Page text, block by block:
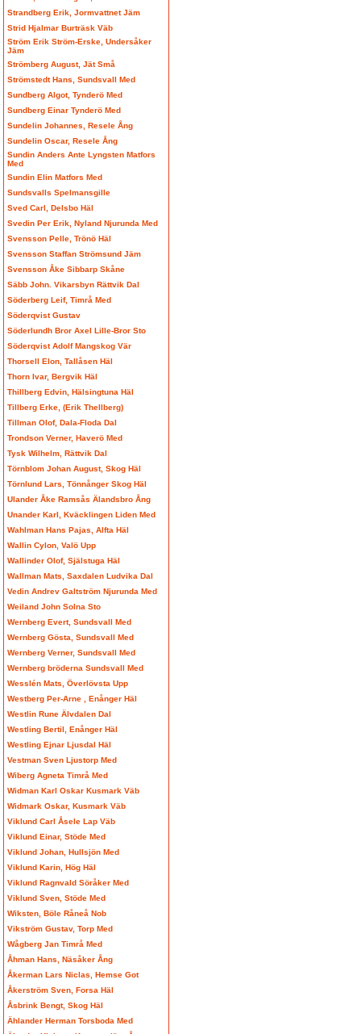
Strandberg Erik, Jormvattnet Jäm
Strid Hjalmar Burträsk Väb
Ström Erik Ström-Erske, Undersåker
Jäm
Strömberg August, Jät Små
Strömstedt Hans, Sundsvall Med
Sundberg Algot, Tynderö Med
Sundberg Einar Tynderö Med
Sundelin Johannes, Resele Ång
Sundelin Oscar, Resele Ång
Sundin Anders Ante Lyngsten Matfors
Med
Sundin Elin Matfors Med
Sundsvalls Spelmansgille
Sved Carl, Delsbo Häl
Svedin Per Erik, Nyland Njurunda Med
Svensson Pelle, Trönö Häl
Svensson Staffan Strömsund Jäm
Svensson Åke Sibbarp Skåne
Säbb John. Vikarsbyn Rättvik Dal
Söderberg Leif, Timrå Med
Söderqvist Gustav
Söderlundh Bror Axel Lille-Bror Sto
Söderqvist Adolf Mangskog Vär
Thorsell Elon, Tallåsen Häl
Thorn Ivar, Bergvik Häl
Thillberg Edvin, Hälsingtuna Häl
Tillberg Erke, (Erik Thellberg)
Tillman Olof, Dala-Floda Dal
Trondson Verner, Haverö Med
Tysk Wilhelm, Rättvik Dal
Törnblom Johan August, Skog Häl
Törnlund Lars, Tönnånger Skog Häl
Ulander Åke Ramsås Älandsbro Ång
Unander Karl, Kväcklingen Liden Med
Wahlman Hans Pajas, Alfta Häl
Wallin Cylon, Valö Upp
Wallinder Olof, Själstuga Häl
Wallman Mats, Saxdalen Ludvika Dal
Vedin Andrev Galtström Njurunda Med
Weiland John Solna Sto
Wernberg Evert, Sundsvall Med
Wernberg Gösta, Sundsvall Med
Wernberg Verner, Sundsvall Med
Wernberg bröderna Sundsvall Med
Wesslén Mats, Överlövsta Upp
Westberg Per-Arne , Enånger Häl
Westlin Rune Älvdalen Dal
Westling Bertil, Enånger Häl
Westling Ejnar Ljusdal Häl
Vestman Sven Ljustorp Med
Wiberg Agneta Timrå Med
Widman Karl Oskar Kusmark Väb
Widmark Oskar, Kusmark Väb
Viklund Carl Åsele Lap Väb
Viklund Einar, Stöde Med
Viklund Johan, Hullsjön Med
Viklund Karin, Hög Häl
Viklund Ragnvald Söråker Med
Viklund Sven, Stöde Med
Wiksten, Böle Råneå Nob
Vikström Gustav, Torp Med
Wågberg Jan Timrå Med
Åhman Hans, Näsåker Ång
Åkerman Lars Niclas, Hemse Got
Åkerström Sven, Forsa Häl
Åsbrink Bengt, Skog Häl
Ählander Herman Torsboda Med